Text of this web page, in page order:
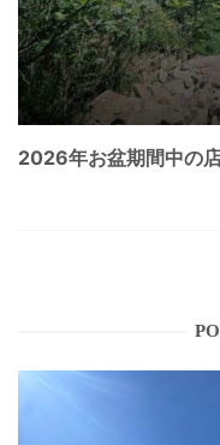
2026年お盆期間中の